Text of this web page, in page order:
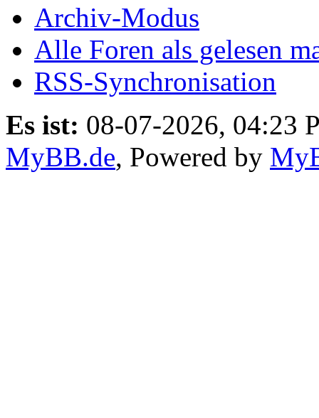
Archiv-Modus
Alle Foren als gelesen
RSS-Synchronisation
Es ist: 08-07-2026, 04:23
MyBB.de, Powered by